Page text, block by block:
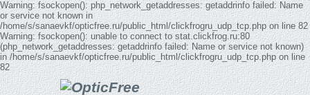
Warning: fsockopen(): php_network_getaddresses: getaddrinfo failed: Name
or service not known in
/home/s/sanaevkf/opticfree.ru/public_html/clickfrogru_udp_tcp.php on line 82
Warning: fsockopen(): unable to connect to stat.clickfrog.ru:80
(php_network_getaddresses: getaddrinfo failed: Name or service not known)
in /home/s/sanaevkf/opticfree.ru/public_html/clickfrogru_udp_tcp.php on line
82